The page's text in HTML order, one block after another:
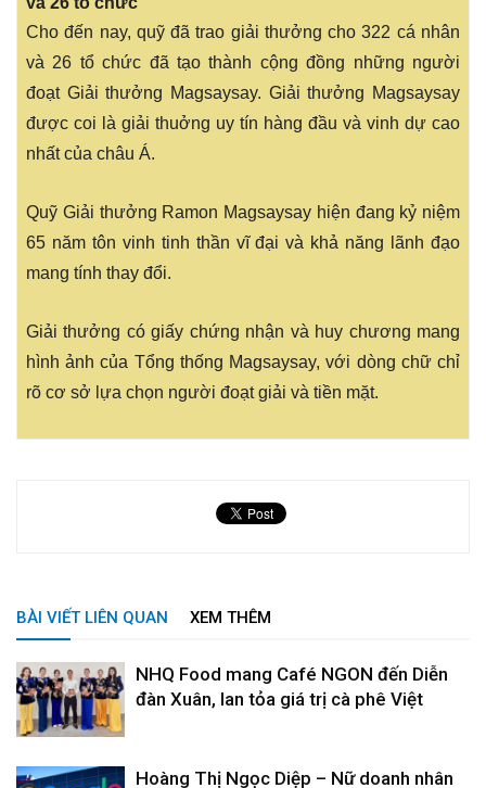
Cho đến nay, quỹ đã trao giải thưởng cho 322 cá nhân
và 26 tổ chức đã tạo thành cộng đồng những người
đoạt Giải thưởng Magsaysay. Giải thưởng Magsaysay
được coi là giải thuởng uy tín hàng đầu và vinh dự cao
nhất của châu Á.
Quỹ Giải thưởng Ramon Magsaysay hiện đang kỷ niệm
65 năm tôn vinh tinh thần vĩ đại và khả năng lãnh đạo
mang tính thay đổi.
Giải thưởng có giấy chứng nhận và huy chương mang
hình ảnh của Tổng thống Magsaysay, với dòng chữ chỉ
rõ cơ sở lựa chọn người đoạt giải và tiền mặt.
BÀI VIẾT LIÊN QUAN XEM THÊM
NHQ Food mang Café NGON đến Diễn
đàn Xuân, lan tỏa giá trị cà phê Việt
Hoàng Thị Ngọc Diệp – Nữ doanh nhân